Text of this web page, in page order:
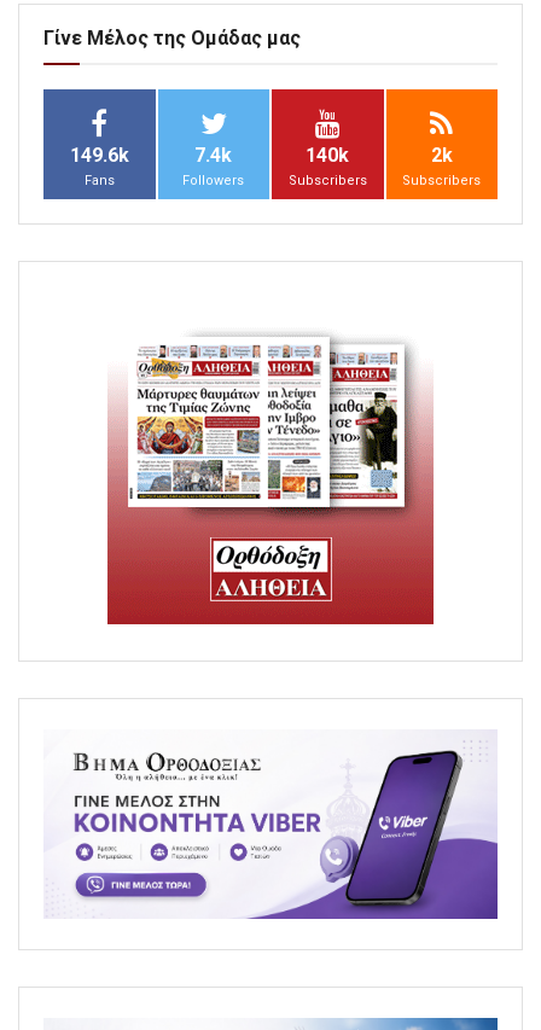
Γίνε Μέλος της Ομάδας μας
149.6k
Fans
7.4k
Followers
140k
Subscribers
2k
Subscribers